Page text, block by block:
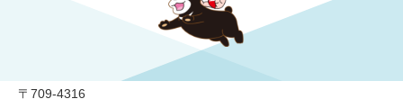
〒709-4316